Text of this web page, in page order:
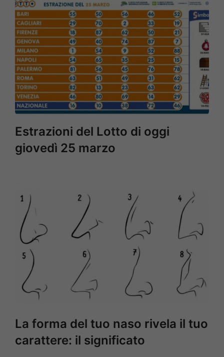
Estrazioni del Lotto di oggi
giovedì 25 marzo
La forma del tuo naso rivela il tuo
carattere: il significato